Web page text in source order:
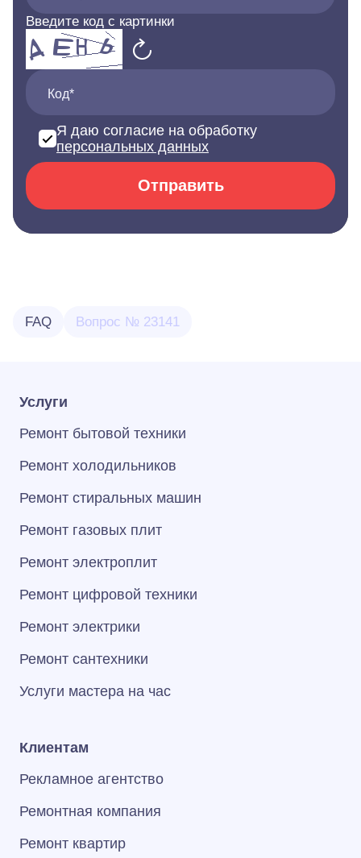
Введите код с картинки
Код*
Я даю согласие на обработку
персональных данных
Отправить
FAQ Вопрос № 23141
Услуги
Ремонт бытовой техники
Ремонт холодильников
Ремонт стиральных машин
Ремонт газовых плит
Ремонт электроплит
Ремонт цифровой техники
Ремонт электрики
Ремонт сантехники
Услуги мастера на час
Клиентам
Рекламное агентство
Ремонтная компания
Ремонт квартир